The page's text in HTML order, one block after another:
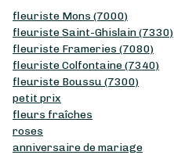
fleuriste Mons (7000)
fleuriste Saint-Ghislain (7330)
fleuriste Frameries (7080)
fleuriste Colfontaine (7340)
fleuriste Boussu (7300)
petit prix
fleurs fraîches
roses
anniversaire de mariage